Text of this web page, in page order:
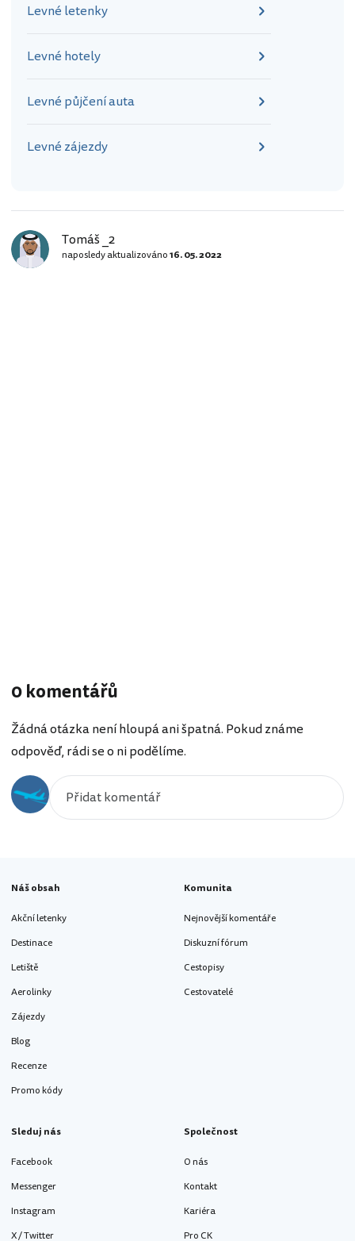
Levné letenky
Levné hotely
Levné půjčení auta
Levné zájezdy
Tomáš _2
naposledy aktualizováno16. 05. 2022
0 komentářů
Žádná otázka není hloupá ani špatná. Pokud známe
odpověď, rádi se o ni podělíme.
Náš obsah
Akční letenky
Destinace
Letiště
Aerolinky
Zájezdy
Blog
Recenze
Promo kódy
Komunita
Nejnovější komentáře
Diskuzní fórum
Cestopisy
Cestovatelé
Sleduj nás
Facebook
Messenger
Instagram
X / Twitter
Společnost
O nás
Kontakt
Kariéra
Pro CK